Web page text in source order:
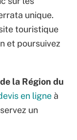
unique.
touristique
et poursuivez
la Région du
en ligne à
un